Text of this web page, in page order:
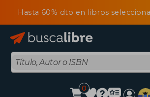
Hasta 60% dto en libros
0